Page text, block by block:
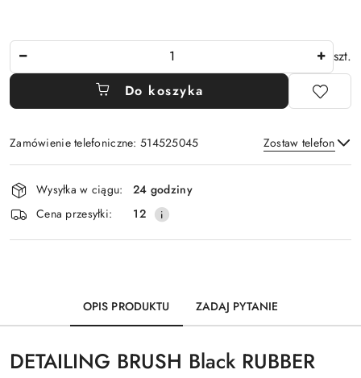
szt.
Do koszyka
Zamówienie telefoniczne: 514525045 Zostaw telefon
Wyślij
Dostępność
i
dostawa
Wysyłka w ciągu:
24 godziny
Cena przesyłki:
12
OPIS PRODUKTU ZADAJ PYTANIE
DETAILING BRUSH Black RUBBER